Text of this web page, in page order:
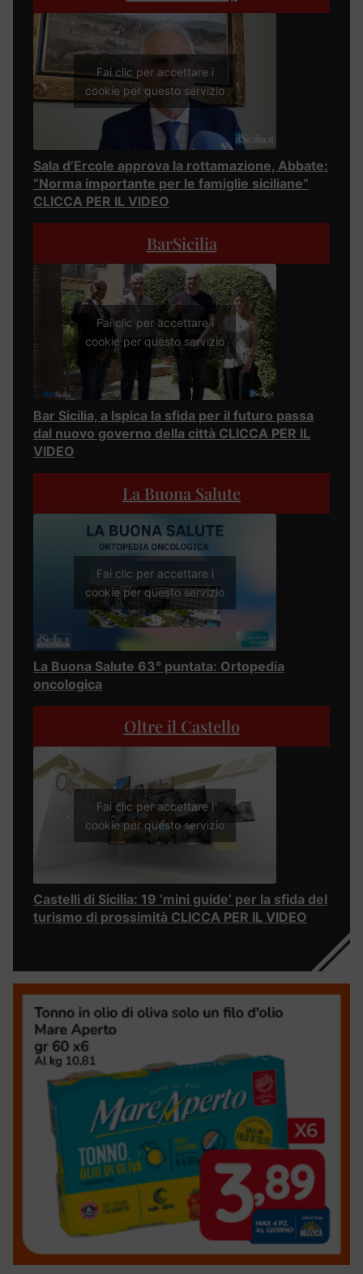
Fai clic per accettare i
cookie per questo servizio
Sala d’Ercole approva la rottamazione, Abbate:
“Norma importante per le famiglie siciliane”
CLICCA PER IL VIDEO
BarSicilia
Fai clic per accettare i
cookie per questo servizio
Bar Sicilia, a Ispica la sfida per il futuro passa
dal nuovo governo della città CLICCA PER IL
VIDEO
La Buona Salute
Fai clic per accettare i
cookie per questo servizio
La Buona Salute 63° puntata: Ortopedia
oncologica
Oltre il Castello
Fai clic per accettare i
cookie per questo servizio
Castelli di Sicilia: 19 ‘mini guide’ per la sfida del
turismo di prossimità CLICCA PER IL VIDEO